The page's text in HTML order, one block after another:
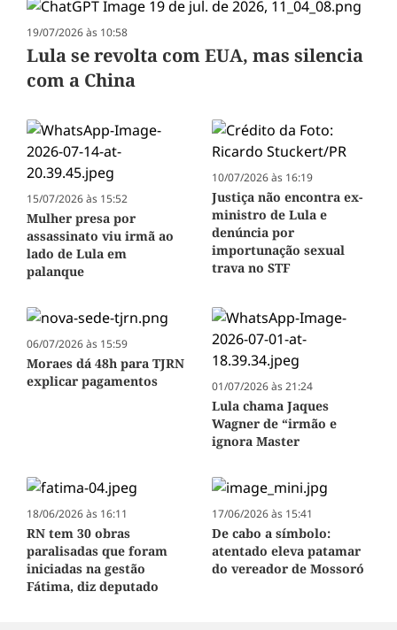
19/07/2026 às 10:58
Lula se revolta com EUA, mas silencia
com a China
15/07/2026 às 15:52
Mulher presa por
assassinato viu irmã ao
lado de Lula em
palanque
10/07/2026 às 16:19
Justiça não encontra ex-
ministro de Lula e
denúncia por
importunação sexual
trava no STF
06/07/2026 às 15:59
Moraes dá 48h para TJRN
explicar pagamentos
01/07/2026 às 21:24
Lula chama Jaques
Wagner de “irmão e
ignora Master
18/06/2026 às 16:11
RN tem 30 obras
paralisadas que foram
iniciadas na gestão
Fátima, diz deputado
17/06/2026 às 15:41
De cabo a símbolo:
atentado eleva patamar
do vereador de Mossoró